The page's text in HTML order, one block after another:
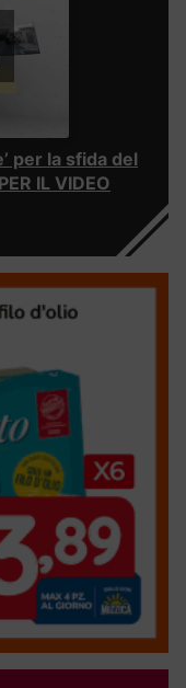
per la sfida del
IL VIDEO